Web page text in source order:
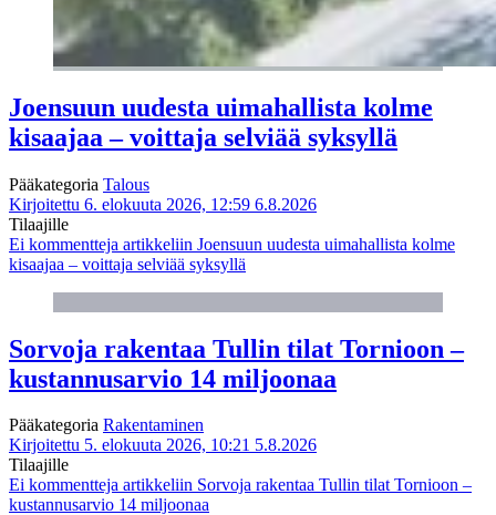
Joensuun uudesta uimahallista kolme
kisaajaa – voittaja selviää syksyllä
Pääkategoria Talous
Kirjoitettu 6. elokuuta 2026, 12:59 6.8.2026
Tilaajille
Ei kommentteja artikkeliin Joensuun uudesta uimahallista kolme
kisaajaa – voittaja selviää syksyllä
Sorvoja rakentaa Tullin tilat Tornioon –
kustannusarvio 14 miljoonaa
Pääkategoria Rakentaminen
Kirjoitettu 5. elokuuta 2026, 10:21 5.8.2026
Tilaajille
Ei kommentteja artikkeliin Sorvoja rakentaa Tullin tilat Tornioon –
kustannusarvio 14 miljoonaa